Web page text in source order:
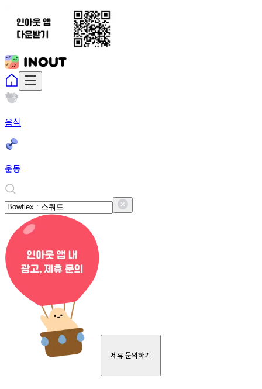
음식
운동
제휴 문의하기